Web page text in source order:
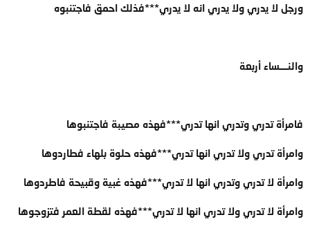
ورجل لا يدري ولا يدري انه لا يدري***فذلك احمق فاجتنبوه
والنــــساء أربعة
فامرأة تدري وتدري انها تدري***فهذه مصيبة فاجتنبوها
وامرأة تدري ولا تدري انها تدري***فهذه حلوة بلهاء فطاردوها
وامرأة لا تدري وتدري انها لا تدري***فهذه غبية وقبيحة فاطردوها
وامرأة لا تدري ولا تدري انها لا تدري***فهذه لقطة العمر فتزوجوها